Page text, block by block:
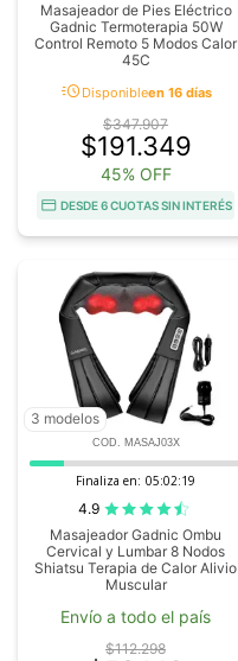
Masajeador de Pies Eléctrico
Gadnic Termoterapia 50W
Control Remoto 5 Modos Calor
45C
acuteDisponibleen 16 días
$347.907
$191.349
45% OFF
DESDE 6 CUOTAS SIN INTERÉS
3 modelos
COD. MASAJ03X
Finaliza en: 05:02:18
4.9
Masajeador Gadnic Ombu
Cervical y Lumbar 8 Nodos
Shiatsu Terapia de Calor Alivio
Muscular
Envío a todo el país
$112.298